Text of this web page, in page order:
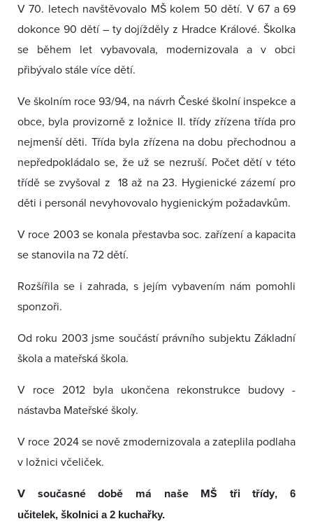
V 70. letech navštěvovalo MŠ kolem 50 dětí. V 67 a 69
dokonce 90 dětí – ty dojížděly z Hradce Králové. Školka
se během let vybavovala, modernizovala a v obci
přibývalo stále více dětí.
Ve školním roce 93/94, na návrh České školní inspekce a
obce, byla provizorně z ložnice II. třídy zřízena třída pro
nejmenší děti. Třída byla zřízena na dobu přechodnou a
nepředpokládalo se, že už se nezruší. Počet dětí v této
třídě se zvyšoval z 18 až na 23. Hygienické zázemí pro
děti i personál nevyhovovalo hygienickým požadavkům.
V roce 2003 se konala přestavba soc. zařízení a kapacita
se stanovila na 72 dětí.
Rozšířila se i zahrada, s jejím vybavením nám pomohli
sponzoři.
Od roku 2003 jsme součástí právního subjektu Základní
škola a mateřská škola.
V roce 2012 byla ukončena rekonstrukce budovy -
nástavba Mateřské školy.
V roce 2024 se nově zmodernizovala a zateplila podlaha
v ložnici včeliček.
V současné době má naše MŠ tři třídy, 6
učitelek, školnici a 2 kuchařky.